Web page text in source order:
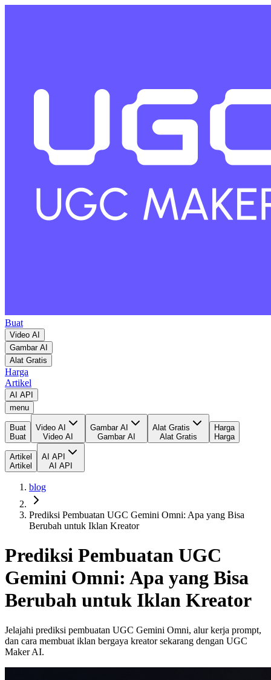
Buat
Video AI
Gambar AI
Alat Gratis
Harga
Artikel
AI API
menu
Buat
Buat
Video AI
Video AI
Gambar AI
Gambar AI
Alat Gratis
Alat Gratis
Harga
Harga
Artikel
Artikel
AI API
AI API
blog
Prediksi Pembuatan UGC Gemini Omni: Apa yang Bisa
Berubah untuk Iklan Kreator
Prediksi Pembuatan UGC
Gemini Omni: Apa yang Bisa
Berubah untuk Iklan Kreator
Jelajahi prediksi pembuatan UGC Gemini Omni, alur kerja prompt,
dan cara membuat iklan bergaya kreator sekarang dengan UGC
Maker AI.